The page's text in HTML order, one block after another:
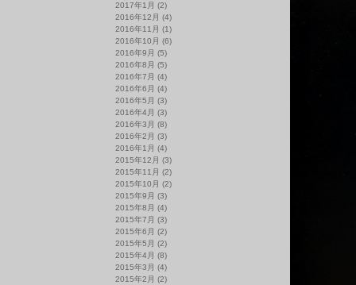
2017年1月 (2)
2016年12月 (4)
2016年11月 (1)
2016年10月 (6)
2016年9月 (5)
2016年8月 (5)
2016年7月 (4)
2016年6月 (4)
2016年5月 (3)
2016年4月 (3)
2016年3月 (8)
2016年2月 (3)
2016年1月 (4)
2015年12月 (3)
2015年11月 (2)
2015年10月 (2)
2015年9月 (3)
2015年8月 (4)
2015年7月 (3)
2015年6月 (2)
2015年5月 (2)
2015年4月 (8)
2015年3月 (4)
2015年2月 (2)